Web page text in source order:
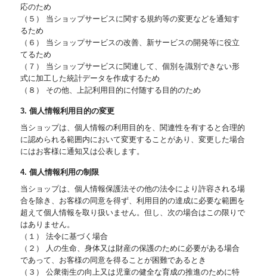
応のため
（５） 当ショップサービスに関する規約等の変更などを通知す
るため
（６） 当ショップサービスの改善、新サービスの開発等に役立
てるため
（７） 当ショップサービスに関連して、個別を識別できない形
式に加工した統計データを作成するため
（８） その他、上記利用目的に付随する目的のため
3. 個人情報利用目的の変更
当ショップは、個人情報の利用目的を、関連性を有すると合理的
に認められる範囲内において変更することがあり、変更した場合
にはお客様に通知又は公表します。
4. 個人情報利用の制限
当ショップは、個人情報保護法その他の法令により許容される場
合を除き、お客様の同意を得ず、利用目的の達成に必要な範囲を
超えて個人情報を取り扱いません。但し、次の場合はこの限りで
はありません。
（１） 法令に基づく場合
（２） 人の生命、身体又は財産の保護のために必要がある場合
であって、お客様の同意を得ることが困難であるとき
（３） 公衆衛生の向上又は児童の健全な育成の推進のために特